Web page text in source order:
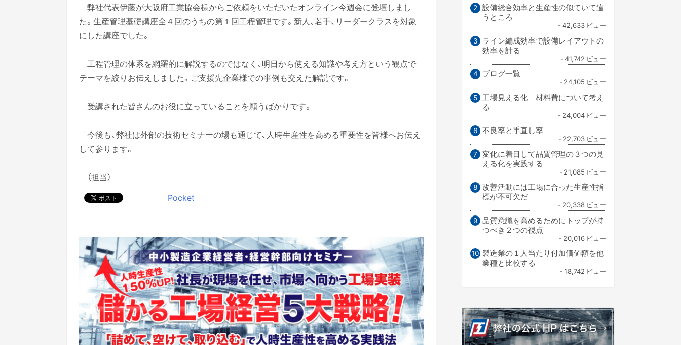
弊社代表伊藤が大阪府工業協会様からご依頼をいただいたオンライン今週会に登壇しまし
た。生産管理基礎講座全４回のうちの第１回工程管理です。新人、若手、リーダークラスを対象
にした講座でした。
工程管理の体系を網羅的に解説するのではなく、明日から使える知識や考え方という観点で
テーマを絞りお伝えしました。ご支援先企業様での事例も交えた解説です。
受講された皆さんのお役に立っていることを願うばかりです。
今後も、弊社は外部の技術セミナーの場も通じて、人時生産性を高める重要性を皆様へお伝え
して参ります。
（担当）
Pocket
設備総合効率と生産性の似ていて違
うところ
- 42,633 ビュー
ライン編成効率で設備レイアウトの
効率を計る
- 41,742 ビュー
ブログ一覧
- 24,105 ビュー
工場見える化 材料費について考え
る
- 24,004 ビュー
不良率と手直し率
- 22,703 ビュー
変化に着目して品質管理の３つの見
える化を実践する
- 21,085 ビュー
改善活動には工場に合った生産性指
標が不可欠だ
- 20,338 ビュー
品質意識を高めるためにトップが持
つべき２つの視点
- 20,016 ビュー
製造業の１人当たり付加価値額を他
業種と比較する
- 18,742 ビュー